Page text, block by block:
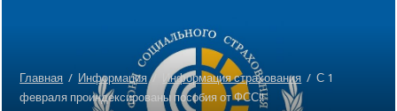
Главная / Информация / Информация страхования / С 1
февраля проиндексированы пособия от ФСС!!